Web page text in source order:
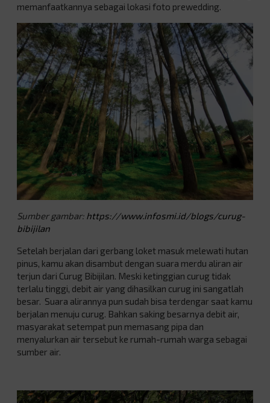
memanfaatkannya sebagai lokasi foto prewedding.
Sumber gambar: https://www.infosmi.id/blogs/curug-
bibijilan
Setelah berjalan dari gerbang loket masuk melewati hutan
pinus, kamu akan disambut dengan suara merdu aliran air
terjun dari Curug Bibijilan. Meski ketinggian curug tidak
terlalu tinggi, debit air yang dihasilkan curug ini sangatlah
besar. Suara alirannya pun sudah bisa terdengar saat kamu
berjalan menuju curug. Bahkan saking besarnya debit air,
masyarakat setempat pun memasang pipa dan
menyalurkan air tersebut ke rumah-rumah warga sebagai
sumber air.